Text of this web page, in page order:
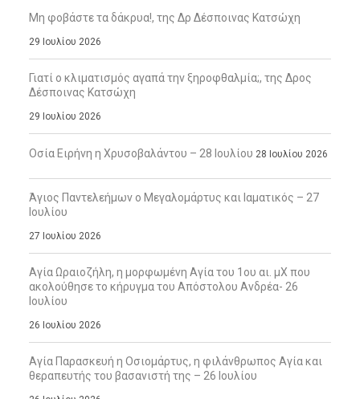
Μη φοβάστε τα δάκρυα!, της Δρ Δέσποινας Κατσώχη
29 Ιουλίου 2026
Γιατί ο κλιματισμός αγαπά την ξηροφθαλμία;, της Δρος
Δέσποινας Κατσώχη
29 Ιουλίου 2026
Οσία Ειρήνη η Χρυσοβαλάντου – 28 Ιουλίου 28 Ιουλίου 2026
Άγιος Παντελεήμων ο Μεγαλομάρτυς και Ιαματικός – 27
Ιουλίου
27 Ιουλίου 2026
Αγία Ωραιοζήλη, η μορφωμένη Αγία του 1ου αι. μΧ που
ακολούθησε το κήρυγμα του Απόστολου Ανδρέα- 26
Ιουλίου
26 Ιουλίου 2026
Αγία Παρασκευή η Οσιομάρτυς, η φιλάνθρωπος Αγία και
θεραπευτής του βασανιστή της – 26 Ιουλίου